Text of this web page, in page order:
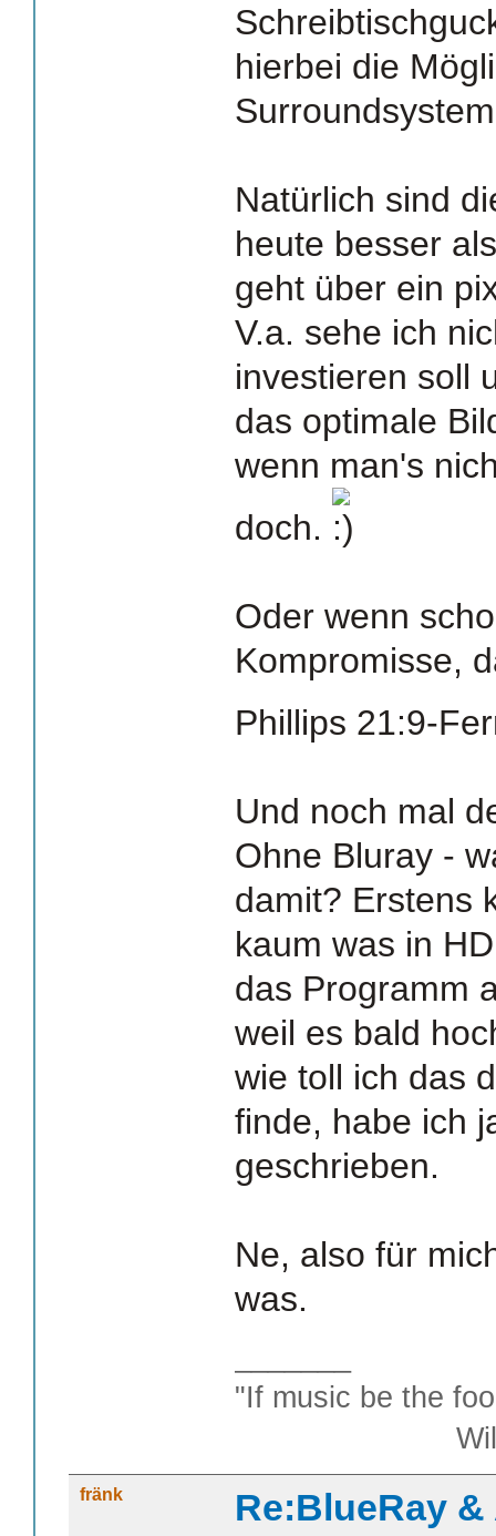
hierbei die
Natürlich sind
heute besser
geht über ein
V.a. sehe ich
investieren soll
das optimale
wenn man's
doch.
Oder wenn
Kompromisse,
Phillips 21:9-
Und noch mal
Ohne Bluray -
damit? Erstens
kaum was in
das Programm
weil es bald
wie toll ich das
finde, habe ich
geschrieben.
Ne, also für
was.
"If music be the
William
fränk Re:BlueRay